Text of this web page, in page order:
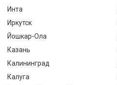
Инта
Иркутск
Йошкар-Ола
Казань
Калининград
Калуга